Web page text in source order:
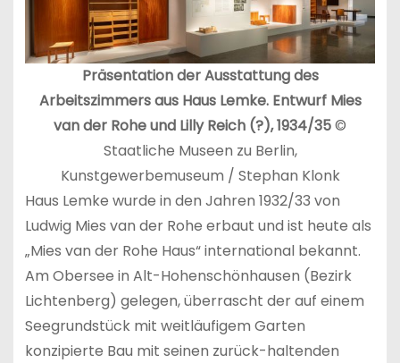
Präsentation der Ausstattung des
Arbeitszimmers aus Haus Lemke. Entwurf Mies
van der Rohe und Lilly Reich (?), 1934/35©
Staatliche Museen zu Berlin,
Kunstgewerbemuseum / Stephan Klonk
Haus Lemke wurde in den Jahren 1932/33 von
Ludwig Mies van der Rohe erbaut und ist heute als
„Mies van der Rohe Haus“ international bekannt.
Am Obersee in Alt-Hohenschönhausen (Bezirk
Lichtenberg) gelegen, überrascht der auf einem
Seegrundstück mit weitläufigem Garten
konzipierte Bau mit seinen zurück-haltenden